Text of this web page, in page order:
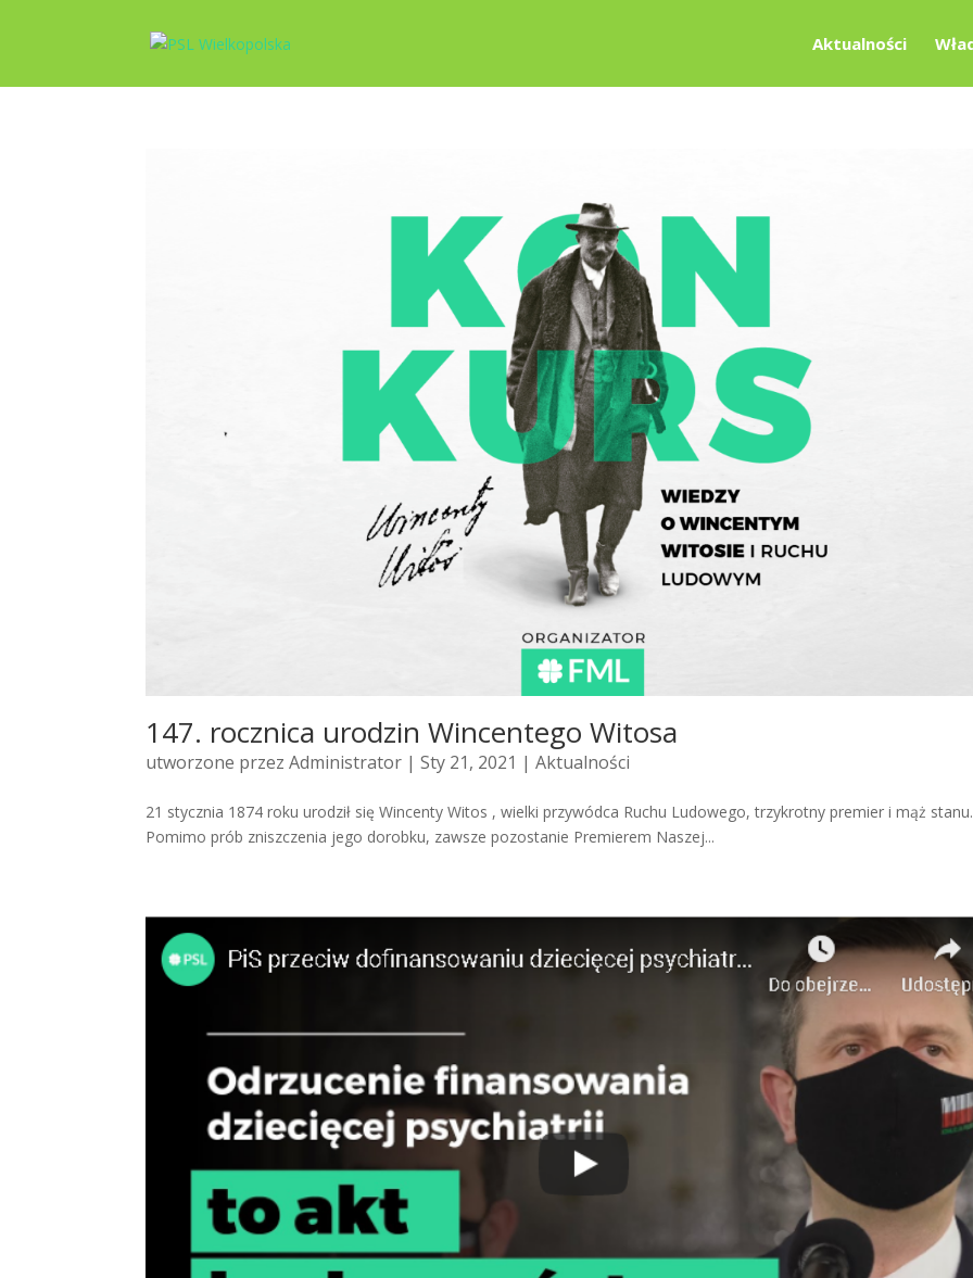
Aktualności
147. rocznica urodzin Wincentego Witosa
utworzone przezAdministrator | Sty 21, 2021 |Aktualności
21 stycznia 1874 roku urodził się Wincenty Witos , wielki przywódca Ruchu Ludowego, trzykrotny premier i mąż stanu.
Pomimo prób zniszczenia jego dorobku, zawsze pozostanie Premierem Naszej...